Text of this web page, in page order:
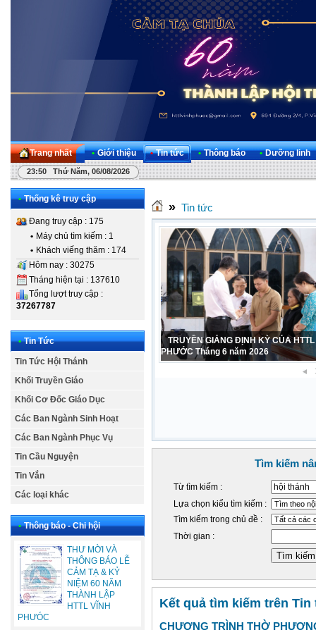
Trang nhất • Giới thiệu • Tin tức • Thông báo • Dưỡng linh
23:50 Thứ Năm, 06/08/2026
• Thống kê truy cập
Đang truy cập : 175
• Máy chủ tìm kiếm : 1
• Khách viếng thăm : 174
Hôm nay : 30275
Tháng hiện tại : 137610
Tổng lượt truy cập :
37267787
• Tin Tức
Tin Tức Hội Thánh
Khối Truyền Giáo
Khối Cơ Đốc Giáo Dục
Các Ban Ngành Sinh Hoạt
Các Ban Ngành Phục Vụ
Tin Cầu Nguyện
Tin Vắn
Các loại khác
• Thông báo - Chi hội
THƯ MỜI VÀ
THÔNG BÁO LỄ
CẢM TẠ & KỶ
NIỆM 60 NĂM
THÀNH LẬP
HTTL VĨNH
PHƯÓC
» Tin tức
TRUYỀN GIẢNG ĐỊNH KỲ CỦA HTTL
PHƯỚC Tháng 6 năm 2026
Tìm kiếm
Từ tìm kiếm :
Lựa chọn kiểu tìm kiếm :
Tìm kiếm trong chủ đề :
Thời gian :
Kết quả tìm kiếm trên Tin
CHƯƠNG TRÌNH THỜ